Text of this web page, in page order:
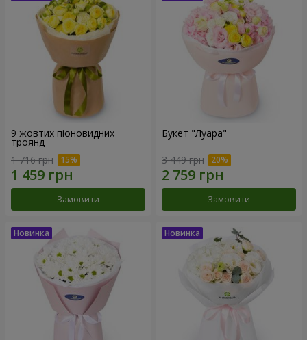
9 жовтих піоновидних
троянд
1 716 грн
Замовити
Букет "Луара"
3 449 грн
Замовити